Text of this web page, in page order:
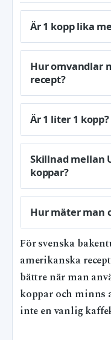
Är 1 kopp lika
Hur omvandlar
recept?
Är 1 liter 1 kopp?
Skillnad mellan
koppar?
Hur mäter man
För svenska
amerikanska
bättre när man
koppar och minns
inte en vanlig